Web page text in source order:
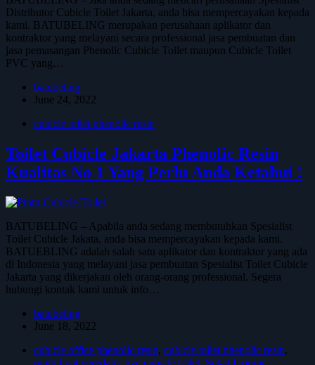
Distributor Cubicle Toilet Jakarta, anda bisa mempercayakan kepada
kami. BATUBELING merupakan perusahaan aplikator dan
kontraktor yang melayani secara professional jasa pembuatan dan
jasa pemasangan Phenolic Cubicle Toilet maupun Cubicle Toilet
PVC yang…
batubeling
June 24, 2022
cubicle toilet phenolic resin
Toilet Cubicle Jakarta Phenolic Resin
Kualitas No 1 Yang Perlu Anda Ketahui !
BATUBELING – Apabila anda sedang membutuhkan Spesialist
Toilet Cubicle Jakata, anda bisa mempercayakan kepada kami.
BATUEBLING adalah salah satu aplikator dan kontraktor yang ada
di Indonesia yang melayani jasa pembuatan Spesialist Toilet Cubicle
Jakarta yang dikerjakan oleh orang-orang professional. Segera
hubungi kontak kami untuk info…
batubeling
June 18, 2022
cubicle office phenolic resin, cubicle toilet phenolic resin,
pintu lipat peredam, pvc cubicle toilet, Sekat Urinoir